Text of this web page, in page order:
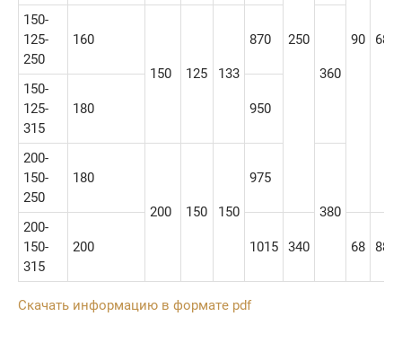
250 90 68
150-
125-
250
160
150 125 133
870
360
150-
125-
315
180 950
200-
150-
250
180
200 150 150
975
380
200-
150-
315
200 1015 340 68 88
Скачать информацию в формате pdf